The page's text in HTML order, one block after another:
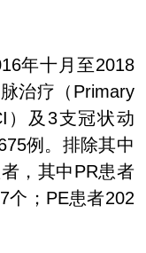
年十月至2018
治疗（ Primary
）及 3支冠状动
例。排除其中
，其中PR患者
个； PE患者202